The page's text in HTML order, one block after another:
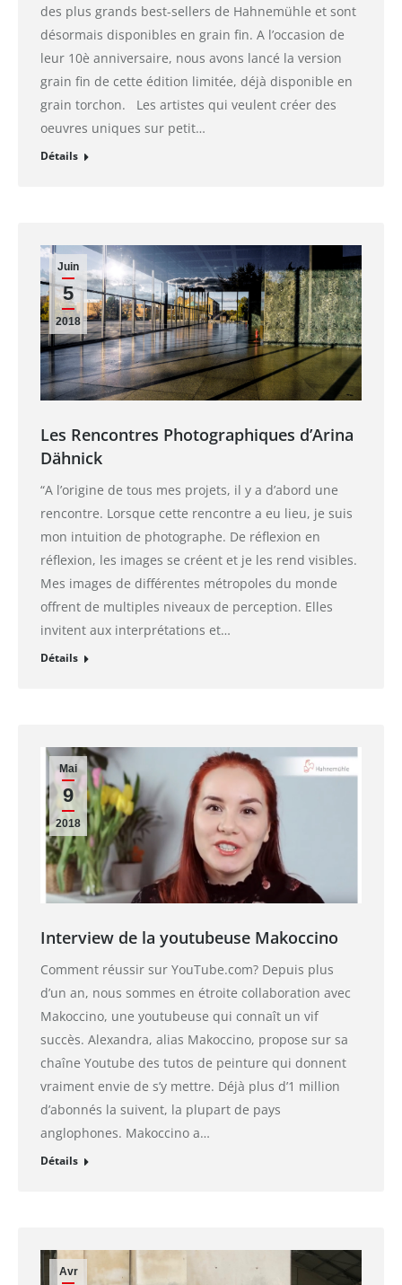
des plus grands best-sellers de Hahnemühle et sont
désormais disponibles en grain fin. A l’occasion de
leur 10è anniversaire, nous avons lancé la version
grain fin de cette édition limitée, déjà disponible en
grain torchon. Les artistes qui veulent créer des
oeuvres uniques sur petit…
Détails
Juin
5
2018
Les Rencontres Photographiques d’Arina
Dähnick
“A l’origine de tous mes projets, il y a d’abord une
rencontre. Lorsque cette rencontre a eu lieu, je suis
mon intuition de photographe. De réflexion en
réflexion, les images se créent et je les rend visibles.
Mes images de différentes métropoles du monde
offrent de multiples niveaux de perception. Elles
invitent aux interprétations et…
Détails
Mai
9
2018
Interview de la youtubeuse Makoccino
Comment réussir sur YouTube.com? Depuis plus
d’un an, nous sommes en étroite collaboration avec
Makoccino, une youtubeuse qui connaît un vif
succès. Alexandra, alias Makoccino, propose sur sa
chaîne Youtube des tutos de peinture qui donnent
vraiment envie de s’y mettre. Déjà plus d’1 million
d’abonnés la suivent, la plupart de pays
anglophones. Makoccino a…
Détails
Avr